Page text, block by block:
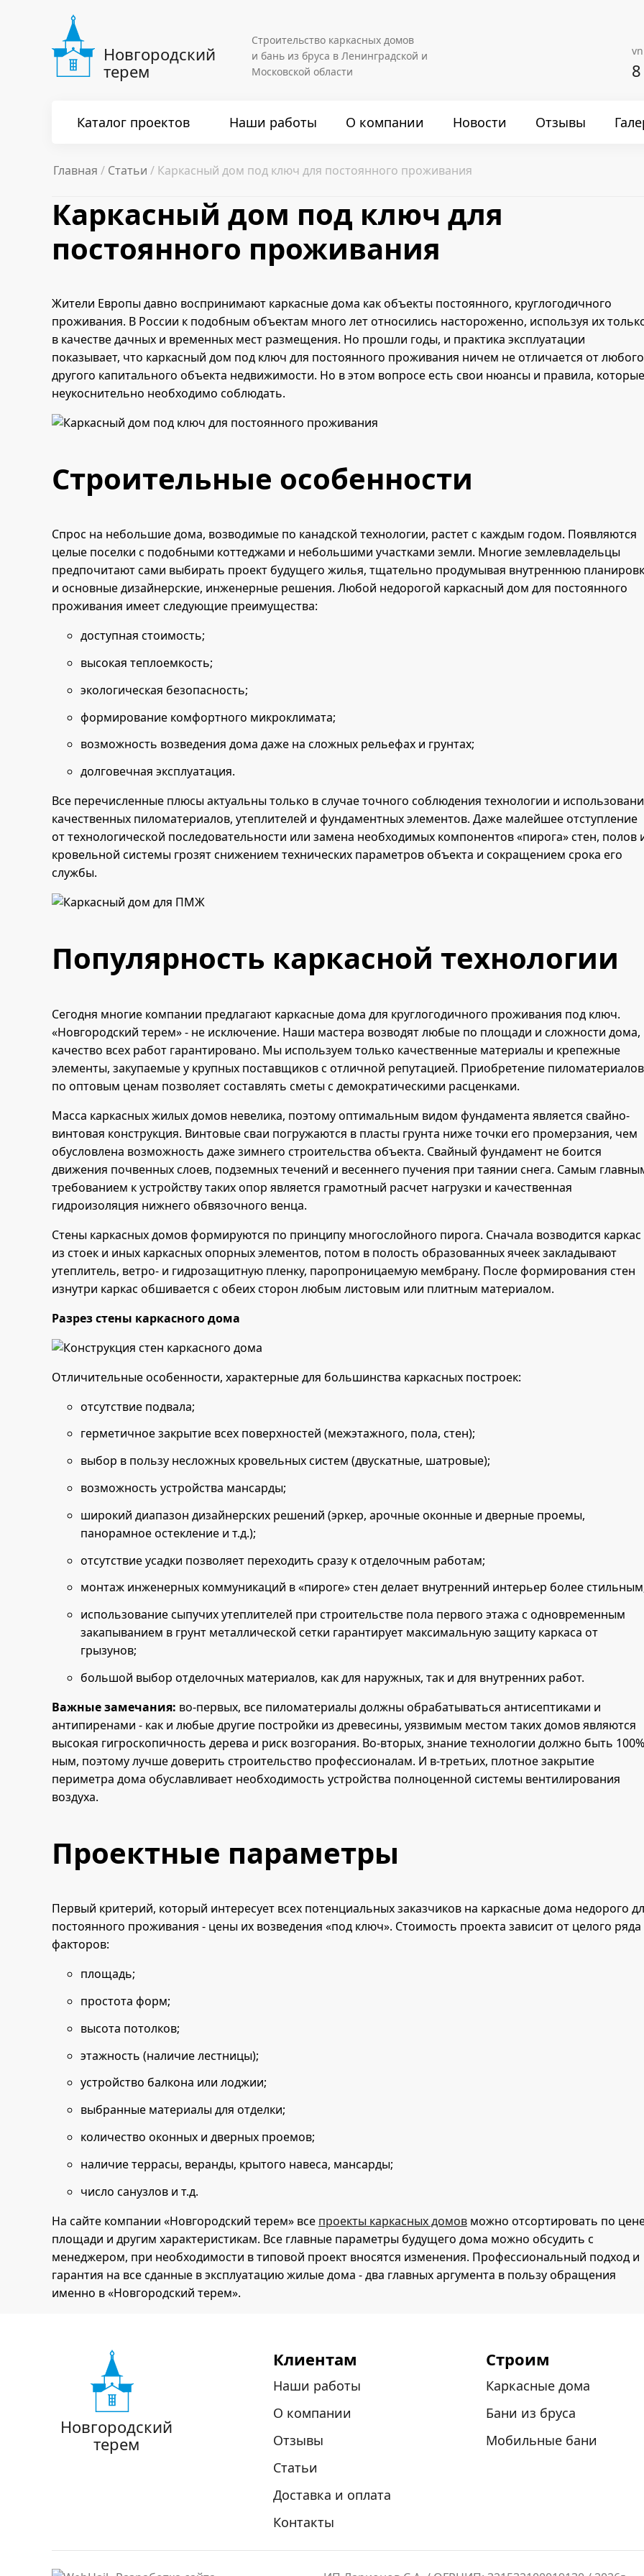
Новгородский
терем
Строительство каркасных домов
и бань из бруса в Ленинградской и
Московской области
Каталог проектов Наши работы О компании Новости Отзывы
Главная Статьи Каркасный дом под ключ для постоянного проживания
Каркасный дом под ключ для
постоянного проживания
Жители Европы давно воспринимают каркасные дома как объекты постоянного, круглогодичного
проживания. В России к подобным объектам много лет относились настороженно, используя их
в качестве дачных и временных мест размещения. Но прошли годы, и практика эксплуатации
показывает, что каркасный дом под ключ для постоянного проживания ничем не отличается от любого
другого капитального объекта недвижимости. Но в этом вопросе есть свои нюансы и правила, которые
неукоснительно необходимо соблюдать.
Строительные особенности
Спрос на небольшие дома, возводимые по канадской технологии, растет с каждым годом. Появляются
целые поселки с подобными коттеджами и небольшими участками земли. Многие землевладельцы
предпочитают сами выбирать проект будущего жилья, тщательно продумывая внутреннюю
и основные дизайнерские, инженерные решения. Любой недорогой каркасный дом для постоянного
проживания имеет следующие преимущества:
доступная стоимость;
высокая теплоемкость;
экологическая безопасность;
формирование комфортного микроклимата;
возможность возведения дома даже на сложных рельефах и грунтах;
долговечная эксплуатация.
Все перечисленные плюсы актуальны только в случае точного соблюдения технологии и
качественных пиломатериалов, утеплителей и фундаментных элементов. Даже малейшее отступление
от технологической последовательности или замена необходимых компонентов «пирога» стен, полов
кровельной системы грозят снижением технических параметров объекта и сокращением срока его
службы.
Популярность каркасной технологии
Сегодня многие компании предлагают каркасные дома для круглогодичного проживания под ключ.
«Новгородский терем» - не исключение. Наши мастера возводят любые по площади и сложности дома,
качество всех работ гарантировано. Мы используем только качественные материалы и крепежные
элементы, закупаемые у крупных поставщиков с отличной репутацией. Приобретение пиломатериалов
по оптовым ценам позволяет составлять сметы с демократическими расценками.
Масса каркасных жилых домов невелика, поэтому оптимальным видом фундамента является свайно-
винтовая конструкция. Винтовые сваи погружаются в пласты грунта ниже точки его промерзания, чем
обусловлена возможность даже зимнего строительства объекта. Свайный фундамент не боится
движения почвенных слоев, подземных течений и весеннего пучения при таянии снега. Самым
требованием к устройству таких опор является грамотный расчет нагрузки и качественная
гидроизоляция нижнего обвязочного венца.
Стены каркасных домов формируются по принципу многослойного пирога. Сначала возводится каркас
из стоек и иных каркасных опорных элементов, потом в полость образованных ячеек закладывают
утеплитель, ветро- и гидрозащитную пленку, паропроницаемую мембрану. После формирования стен
изнутри каркас обшивается с обеих сторон любым листовым или плитным материалом.
Разрез стены каркасного дома
Отличительные особенности, характерные для большинства каркасных построек:
отсутствие подвала;
герметичное закрытие всех поверхностей (межэтажного, пола, стен);
выбор в пользу несложных кровельных систем (двускатные, шатровые);
возможность устройства мансарды;
широкий диапазон дизайнерских решений (эркер, арочные оконные и дверные проемы,
панорамное остекление и т.д.);
отсутствие усадки позволяет переходить сразу к отделочным работам;
монтаж инженерных коммуникаций в «пироге» стен делает внутренний интерьер более
использование сыпучих утеплителей при строительстве пола первого этажа с одновременным
закапыванием в грунт металлической сетки гарантирует максимальную защиту каркаса от
грызунов;
большой выбор отделочных материалов, как для наружных, так и для внутренних работ.
Важные замечания: во-первых, все пиломатериалы должны обрабатываться антисептиками и
антипиренами - как и любые другие постройки из древесины, уязвимым местом таких домов являются
высокая гигроскопичность дерева и риск возгорания. Во-вторых, знание технологии должно быть
ным, поэтому лучше доверить строительство профессионалам. И в-третьих, плотное закрытие
периметра дома обуславливает необходимость устройства полноценной системы вентилирования
воздуха.
Проектные параметры
Первый критерий, который интересует всех потенциальных заказчиков на каркасные дома недорого
постоянного проживания - цены их возведения «под ключ». Стоимость проекта зависит от целого ряда
факторов:
площадь;
простота форм;
высота потолков;
этажность (наличие лестницы);
устройство балкона или лоджии;
выбранные материалы для отделки;
количество оконных и дверных проемов;
наличие террасы, веранды, крытого навеса, мансарды;
число санузлов и т.д.
На сайте компании «Новгородский терем» все проекты каркасных домов можно отсортировать по
площади и другим характеристикам. Все главные параметры будущего дома можно обсудить с
менеджером, при необходимости в типовой проект вносятся изменения. Профессиональный подход и
гарантия на все сданные в эксплуатацию жилые дома - два главных аргумента в пользу обращения
именно в «Новгородский терем».
Новгородский
терем
Клиентам
Наши работы
О компании
Отзывы
Статьи
Доставка и оплата
Контакты
Строим
Каркасные дома
Бани из бруса
Мобильные бани